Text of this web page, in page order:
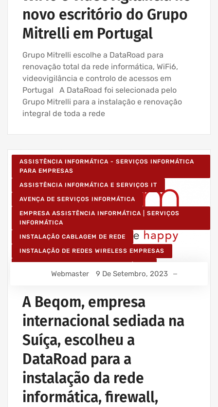
novo escritório do Grupo
Mitrelli em Portugal
Grupo Mitrelli escolhe a DataRoad para
renovação total da rede informática, WiFi6,
videovigilância e controlo de acessos em
Portugal A DataRoad foi selecionada pelo
Grupo Mitrelli para a instalação e renovação
integral de toda a rede
ASSISTÊNCIA INFORMÁTICA - SERVIÇOS INFORMÁTICA
PARA EMPRESAS
ASSISTÊNCIA INFORMÁTICA E SERVIÇOS IT
AVENÇA DE SERVIÇOS INFORMÁTICA
EMPRESA ASSISTÊNCIA INFORMÁTICA | SERVIÇOS
INFORMÁTICA
INSTALAÇÃO CABLAGEM DE REDE
INSTALAÇÃO DE REDES WIRELESS EMPRESAS
Webmaster 9 De Setembro, 2023
A Beqom, empresa
internacional sediada na
Suíça, escolheu a
DataRoad para a
instalação da rede
informática, firewall,